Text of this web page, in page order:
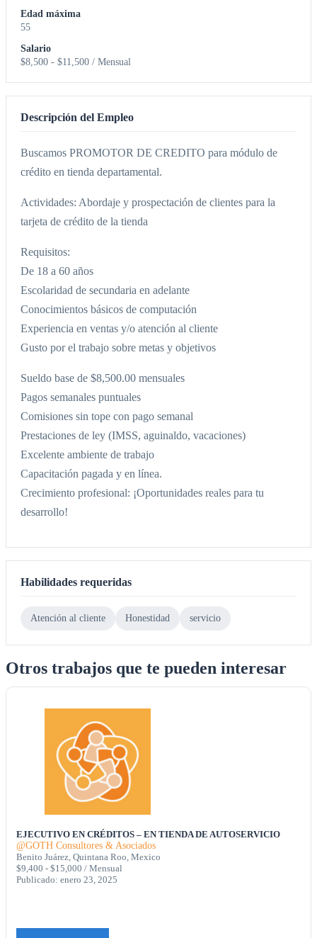
Edad máxima
55
Salario
$8,500 - $11,500 / Mensual
Descripción del Empleo
Buscamos PROMOTOR DE CREDITO para módulo de
crédito en tienda departamental.
Actividades: Abordaje y prospectación de clientes para la
tarjeta de crédito de la tienda
Requisitos:
De 18 a 60 años
Escolaridad de secundaria en adelante
Conocimientos básicos de computación
Experiencia en ventas y/o atención al cliente
Gusto por el trabajo sobre metas y objetivos
Sueldo base de $8,500.00 mensuales
Pagos semanales puntuales
Comisiones sin tope con pago semanal
Prestaciones de ley (IMSS, aguinaldo, vacaciones)
Excelente ambiente de trabajo
Capacitación pagada y en línea.
Crecimiento profesional: ¡Oportunidades reales para tu
desarrollo!
Habilidades requeridas
Atención al cliente Honestidad servicio
Otros trabajos que te pueden interesar
EJECUTIVO EN CRÉDITOS – EN TIENDA DE AUTOSERVICIO
@GOTH Consultores & Asociados
Benito Juárez, Quintana Roo, Mexico
$9,400 - $15,000 / Mensual
Publicado: enero 23, 2025